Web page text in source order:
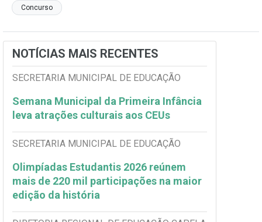
Concurso
NOTÍCIAS MAIS RECENTES
SECRETARIA MUNICIPAL DE EDUCAÇÃO
Semana Municipal da Primeira Infância
leva atrações culturais aos CEUs
SECRETARIA MUNICIPAL DE EDUCAÇÃO
Olimpíadas Estudantis 2026 reúnem
mais de 220 mil participações na maior
edição da história